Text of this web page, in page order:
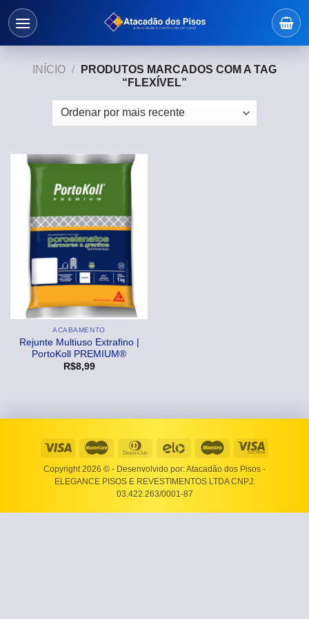
Skip
INÍCIO /
PRODUTOS MARCADOS COM A TAG
“FLEXÍVEL”
ACABAMENTO
Rejunte Multiuso Extrafino |
PortoKoll PREMIUM®
R$8,99
Copyright 2026 © - Desenvolvido por: Atacadão dos Pisos -
ELEGANCE PISOS E REVESTIMENTOS LTDA CNPJ:
03.422.263/0001-87